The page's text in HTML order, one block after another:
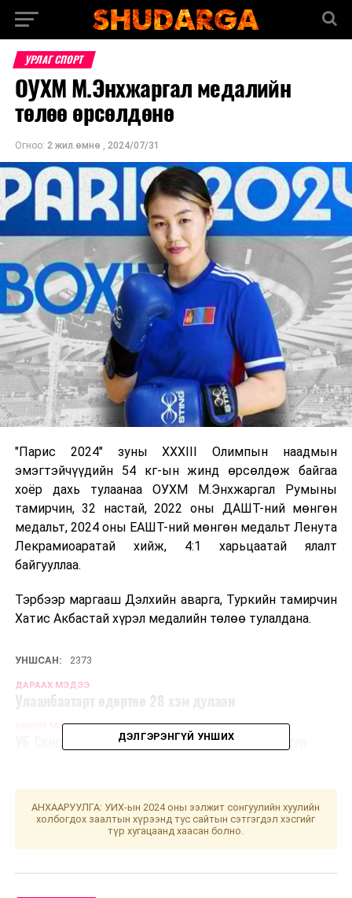
УРЛАГ СПОРТ
ОУХМ М.Энхжаргал медалийн
төлөө өрсөлдөнө
Огноо: 2 жил.өмнө , 2024/07/31
"Парис 2024" зуны XXXIII Олимпын наадмын
эмэгтэйчүүдийн 54 кг-ын жинд өрсөлдөж байгаа
хоёр дахь тулаанаа ОУХМ М.Энхжаргал Румыны
тамирчин, 32 настай, 2022 оны ДАШТ-ний мөнгөн
медальт, 2024 оны ЕАШТ-ний мөнгөн медальт Ленута
Лекрамиоаратай хийж, 4:1 харьцаатай ялалт
байгууллаа.
Тэрбээр маргааш Дэлхийн аварга, Туркийн тамирчин
Хатис Акбастай хүрэл медалийн төлөө тулалдана.
УНШСАН: 2373
ДАРААХ МЭДЭЭ
Улаанбаатарт өдөртөө 28 хэм дулаан
ӨМНӨХ МЭДЭЭ
УБ Сонгодо эмнэлгийн хойд талын авто замыг түр
ДЭЛГЭРЭНГҮЙ УНШИХ
АНХААРУУЛГА: УИХ-ын 2024 оны ээлжит сонгуулийн хуулийн
холбогдох заалтын хүрээнд тус сайтын сэтгэгдэл хэсгийг
түр хугацаанд хаасан болно.